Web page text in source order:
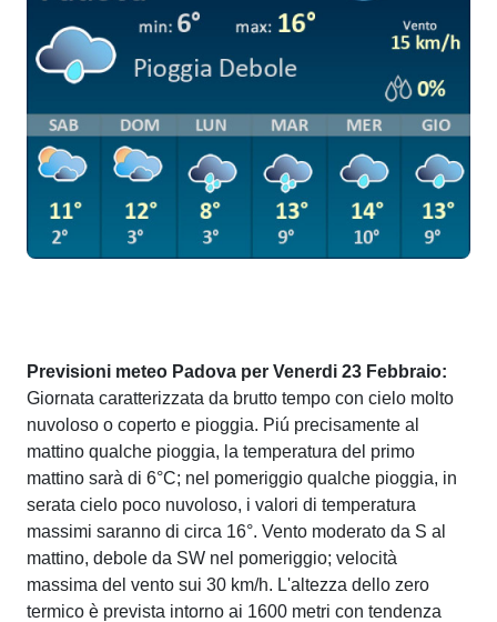
Previsioni meteo Padova per Venerdi 23 Febbraio:
Giornata caratterizzata da brutto tempo con cielo molto
nuvoloso o coperto e pioggia. Piú precisamente al
mattino qualche pioggia, la temperatura del primo
mattino sarà di 6°C; nel pomeriggio qualche pioggia, in
serata cielo poco nuvoloso, i valori di temperatura
massimi saranno di circa 16°. Vento moderato da S al
mattino, debole da SW nel pomeriggio; velocità
massima del vento sui 30 km/h. L'altezza dello zero
termico è prevista intorno ai 1600 metri con tendenza